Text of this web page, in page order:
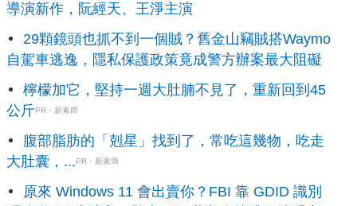
導演新作，阮經天、王淨主演
29顆鏡頭也抓不到一個賊？舊金山竊賊搭Waymo
自駕車逃逸，隱私保護政策竟成警方辦案最大阻礙
檸檬加它，堅持一週大肚腩不見了，重新回到45
公斤PR・新素簡
腹部脂肪的「剋星」找到了，常吃這幾物，吃走
大肚囊，...PR・新素簡
原來 Windows 11 會出賣你？FBI 靠 GDID 識別